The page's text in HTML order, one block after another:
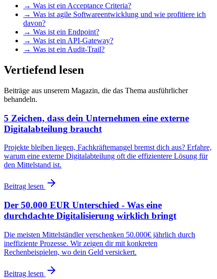
→ Was ist ein Acceptance Criteria?
→ Was ist agile Softwareentwicklung und wie profitiere ich
davon?
→ Was ist ein Endpoint?
→ Was ist ein API-Gateway?
→ Was ist ein Audit-Trail?
Vertiefend lesen
Beiträge aus unserem Magazin, die das Thema ausführlicher
behandeln.
5 Zeichen, dass dein Unternehmen eine externe
Digitalabteilung braucht
Projekte bleiben liegen, Fachkräftemangel bremst dich aus? Erfahre,
warum eine externe Digitalabteilung oft die effizientere Lösung für
den Mittelstand ist.
Beitrag lesen
Der 50.000 EUR Unterschied - Was eine
durchdachte Digitalisierung wirklich bringt
Die meisten Mittelständler verschenken 50.000€ jährlich durch
ineffiziente Prozesse. Wir zeigen dir mit konkreten
Rechenbeispielen, wo dein Geld versickert.
Beitrag lesen